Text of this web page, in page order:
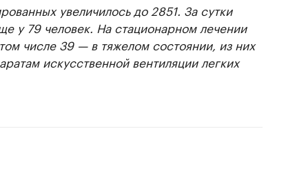
увеличилось до 2851. За сутки
у 79 человек. На стационарном лечении
числе 39 — в тяжелом состоянии, из них
искусственной вентиляции легких